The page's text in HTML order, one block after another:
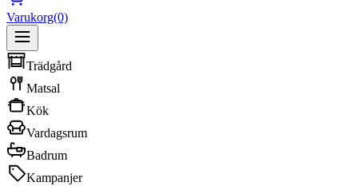
Varukorg(0)
Trädgård
Matsal
Kök
Vardagsrum
Badrum
Kampanjer